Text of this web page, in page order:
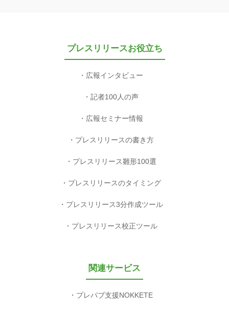
プレスリリースお役立ち
広報インタビュー
記者100人の声
広報セミナー情報
プレスリリースの書き方
プレスリリース雛形100選
プレスリリースのタイミング
プレスリリース3分作成ツール
プレスリリース校正ツール
関連サービス
プレパブ支援NOKKETE